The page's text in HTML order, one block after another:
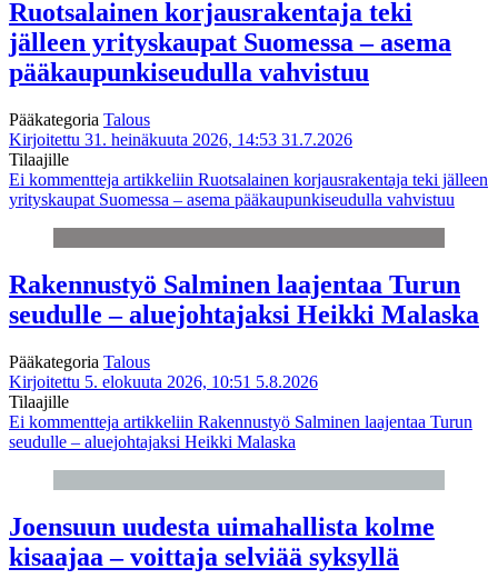
Ruotsalainen korjausrakentaja teki
jälleen yrityskaupat Suomessa – asema
pääkaupunkiseudulla vahvistuu
Pääkategoria Talous
Kirjoitettu 31. heinäkuuta 2026, 14:53 31.7.2026
Tilaajille
Ei kommentteja artikkeliin Ruotsalainen korjausrakentaja teki jälleen
yrityskaupat Suomessa – asema pääkaupunkiseudulla vahvistuu
Rakennustyö Salminen laajentaa Turun
seudulle – aluejohtajaksi Heikki Malaska
Pääkategoria Talous
Kirjoitettu 5. elokuuta 2026, 10:51 5.8.2026
Tilaajille
Ei kommentteja artikkeliin Rakennustyö Salminen laajentaa Turun
seudulle – aluejohtajaksi Heikki Malaska
Joensuun uudesta uimahallista kolme
kisaajaa – voittaja selviää syksyllä